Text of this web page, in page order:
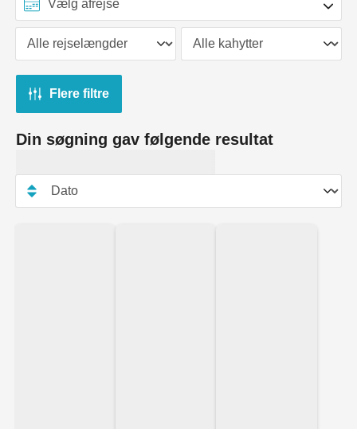
Flere filtre
Din søgning gav følgende resultat